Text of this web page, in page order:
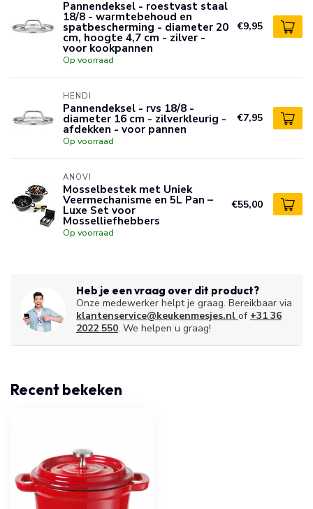
Pannendeksel - roestvast staal
18/8 - warmtebehoud en
spatbescherming - diameter 20
cm, hoogte 4,7 cm - zilver -
voor kookpannen
Op voorraad
€9,95
HENDI
Pannendeksel - rvs 18/8 -
diameter 16 cm - zilverkleurig -
afdekken - voor pannen
Op voorraad
€7,95
ANOVI
Mosselbestek met Uniek
Veermechanisme en 5L Pan –
Luxe Set voor
Mosselliefhebbers
Op voorraad
€55,00
Heb je een vraag over dit product?
Onze medewerker helpt je graag. Bereikbaar via
klantenservice@keukenmesjes.nl of +31 36
2022 550. We helpen u graag!
Recent bekeken